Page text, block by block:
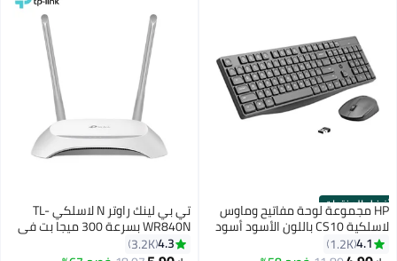
أفضل المنتجات
HP مجموعة لوحة مفاتيح وماوس
لاسلكية CS10 باللون الأسود أسود
4.1
1.2K
تي بي لينك راوتر N لاسلكي TL-
WR840N بسرعة 300 ميجا بت في
الثانية تي بي لينك أبيض أبيض
4.3
3.2K